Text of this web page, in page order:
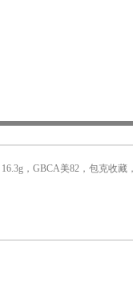
，GBCA美82，包克收藏